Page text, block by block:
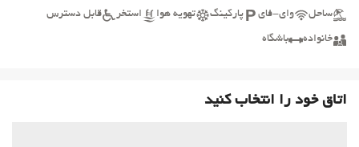
ساحل وای-فای پارکینگ تهویه هوا استخر قابل دسترس
خانواده باشگاه
اتاق خود را انتخاب کنید